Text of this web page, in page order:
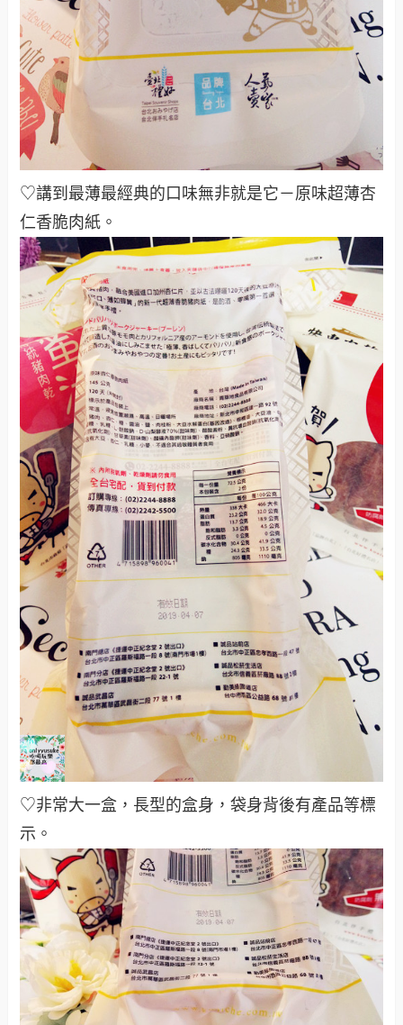
♡講到最薄最經典的口味無非就是它－原味超薄杏
仁香脆肉紙。
♡非常大一盒，長型的盒身，袋身背後有產品等標
示。